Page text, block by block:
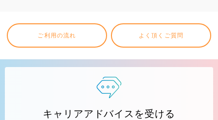
ご利用の流れ よく頂くご質問
キャリアアドバイスを受ける